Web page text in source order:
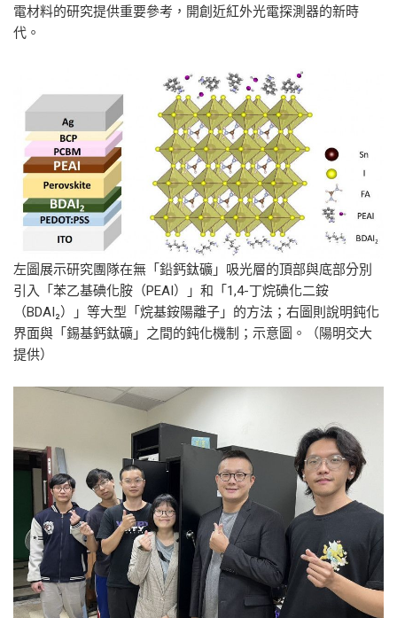
電材料的研究提供重要參考，開創近紅外光電探測器的新時
代。
左圖展示研究團隊在無「鉛鈣鈦礦」吸光層的頂部與底部分別
引入「苯乙基碘化胺（PEAI）」和「1,4-丁烷碘化二銨
（BDAI₂）」等大型「烷基銨陽離子」的方法；右圖則說明鈍化
界面與「錫基鈣鈦礦」之間的鈍化機制；示意圖。（陽明交大
提供）